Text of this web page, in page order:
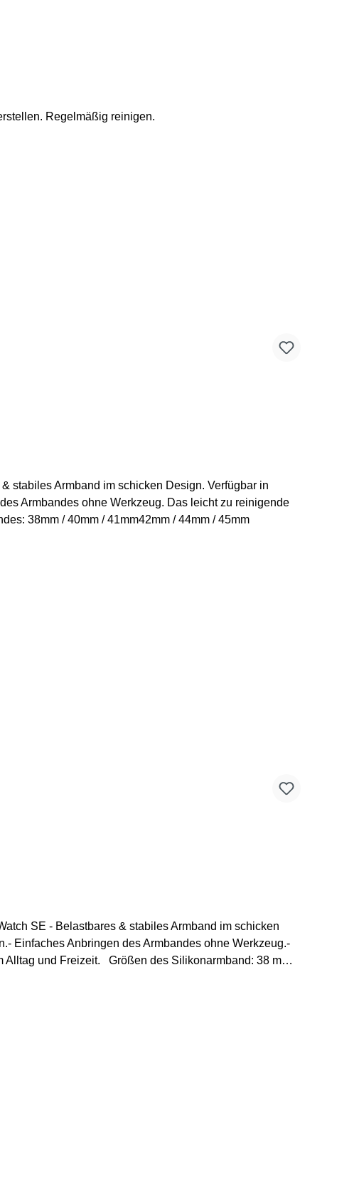
Regelmäßig reinigen.
Armbandes ohne Werkzeug. Das leicht zu reinigende
Watch. Größen des Trail Loop Armbandes: 38mm / 40mm / 41mm42mm / 44mm / 45mm
SE - Belastbares & stabiles Armband im schicken
Einfaches Anbringen des Armbandes ohne Werkzeug.-
und Freizeit. Größen des Silikonarmband: 38 mm /